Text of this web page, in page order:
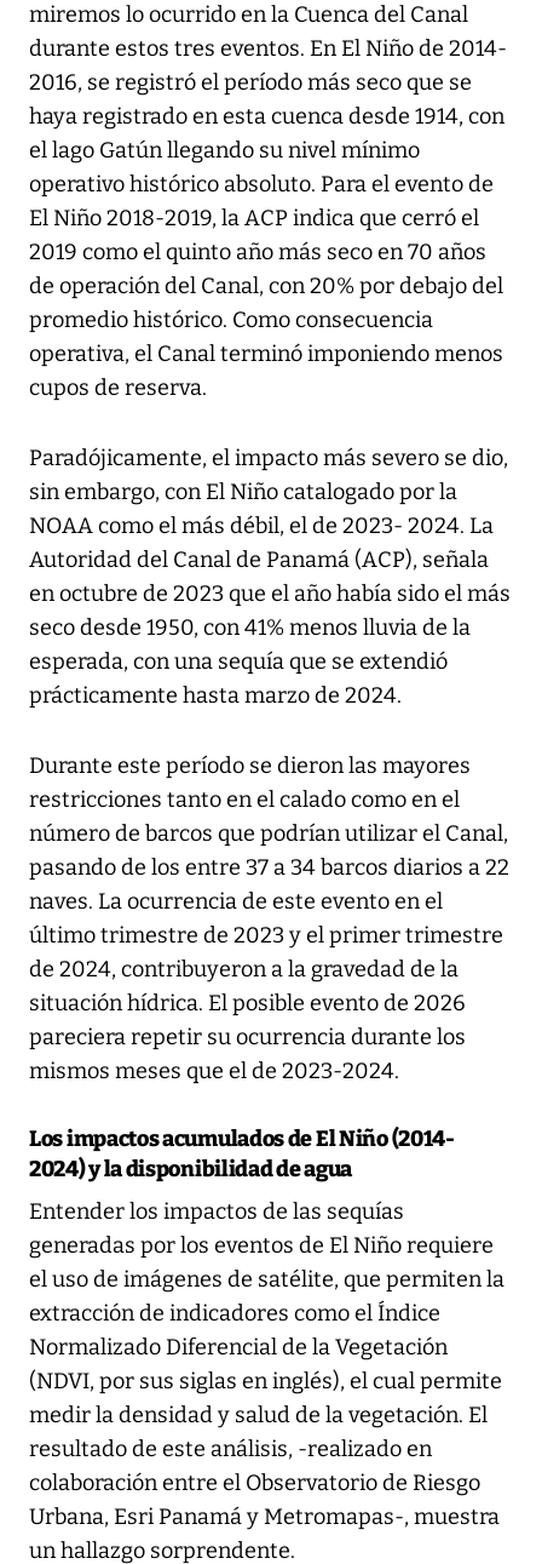
miremos lo ocurrido en la Cuenca del Canal
durante estos tres eventos. En El Niño de 2014-
2016, se registró el período más seco que se
haya registrado en esta cuenca desde 1914, con
el lago Gatún llegando su nivel mínimo
operativo histórico absoluto. Para el evento de
El Niño 2018-2019, la ACP indica que cerró el
2019 como el quinto año más seco en 70 años
de operación del Canal, con 20% por debajo del
promedio histórico. Como consecuencia
operativa, el Canal terminó imponiendo menos
cupos de reserva.
Paradójicamente, el impacto más severo se dio,
sin embargo, con El Niño catalogado por la
NOAA como el más débil, el de 2023- 2024. La
Autoridad del Canal de Panamá (ACP), señala
en octubre de 2023 que el año había sido el más
seco desde 1950, con 41% menos lluvia de la
esperada, con una sequía que se extendió
prácticamente hasta marzo de 2024.
Durante este período se dieron las mayores
restricciones tanto en el calado como en el
número de barcos que podrían utilizar el Canal,
pasando de los entre 37 a 34 barcos diarios a 22
naves. La ocurrencia de este evento en el
último trimestre de 2023 y el primer trimestre
de 2024, contribuyeron a la gravedad de la
situación hídrica. El posible evento de 2026
pareciera repetir su ocurrencia durante los
mismos meses que el de 2023-2024.
Los impactos acumulados de El Niño (2014-
2024) y la disponibilidad de agua
Entender los impactos de las sequías
generadas por los eventos de El Niño requiere
el uso de imágenes de satélite, que permiten la
extracción de indicadores como el Índice
Normalizado Diferencial de la Vegetación
(NDVI, por sus siglas en inglés), el cual permite
medir la densidad y salud de la vegetación. El
resultado de este análisis, -realizado en
colaboración entre el Observatorio de Riesgo
Urbana, Esri Panamá y Metromapas-, muestra
un hallazgo sorprendente.